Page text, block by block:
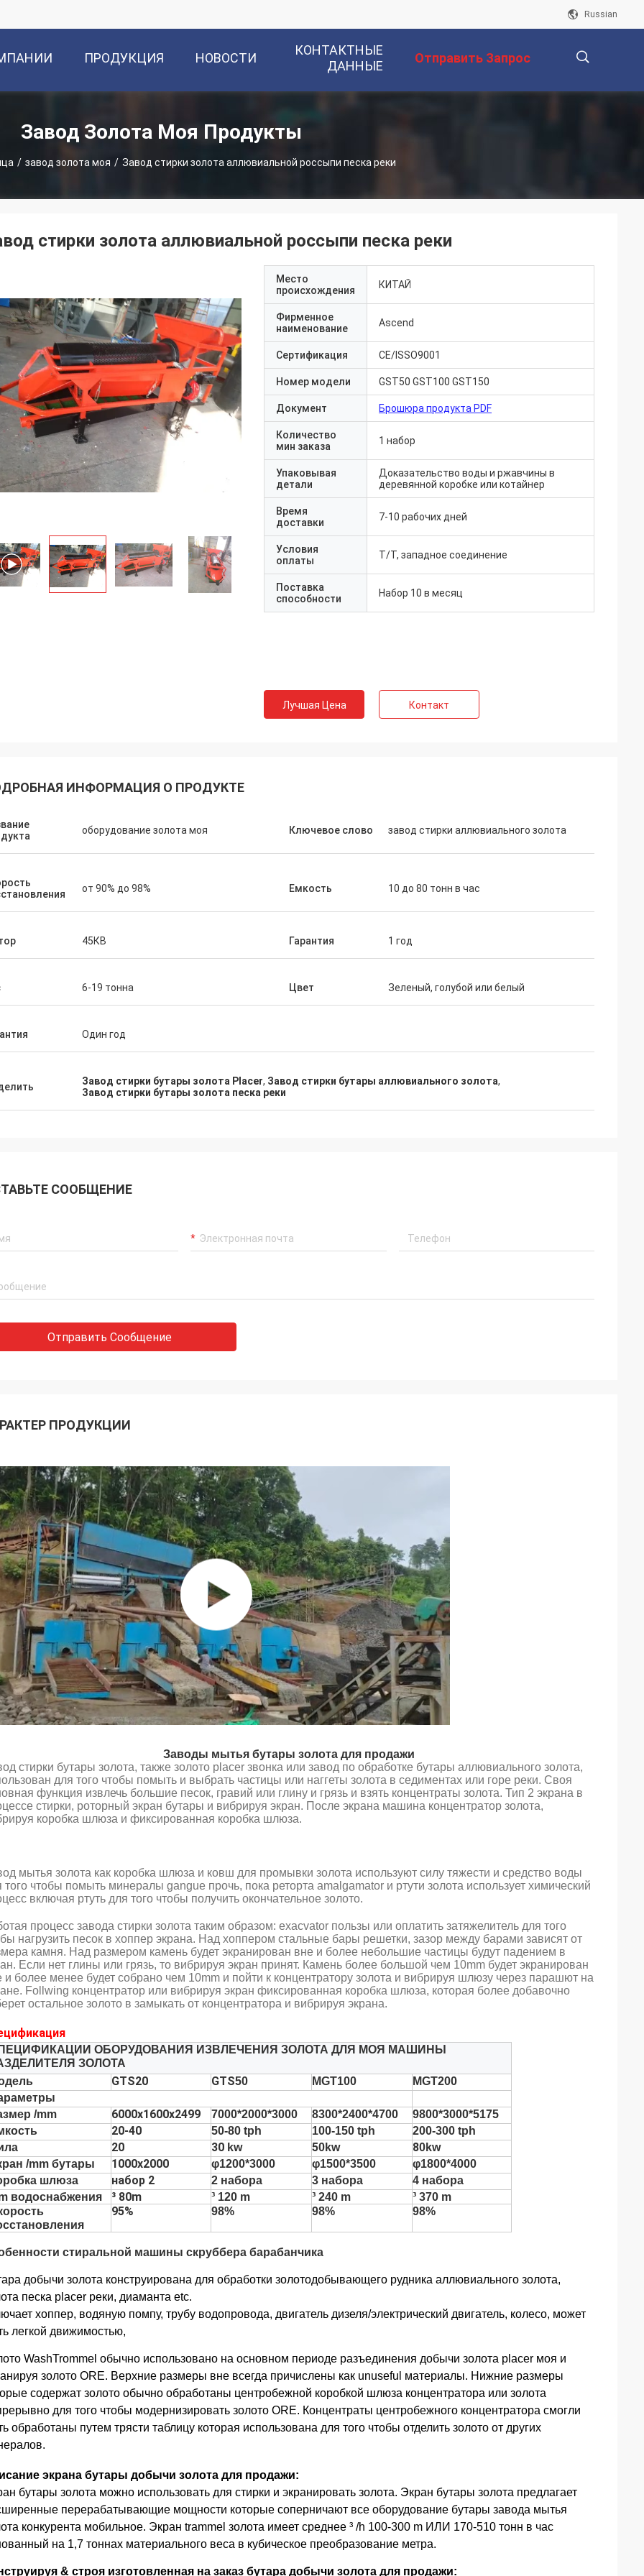
Russian
ПРОДУКЦИЯ НОВОСТИ
КОНТАКТНЫЕ
ДАННЫЕ
Отправить Запрос
Завод Золота Моя Продукты
/ завод золота моя / Завод стирки золота аллювиальной россыпи песка реки
Энтони
после-продажи
покупки второго
Mark Joe
price, and straightforward shipping. We
Definitely looking forward to future orders
стирки золота аллювиальной россыпи песка реки
Место
происхождения
КИТАЙ
Фирменное
наименование
Ascend
Сертификация CE/ISSO9001
Номер модели GST50 GST100 GST150
Документ Брошюра продукта PDF
Количество
мин заказа
1 набор
Упаковывая
детали
Доказательство воды и ржавчины в
деревянной коробке или котайнер
Время
доставки
7-10 рабочих дней
Условия
оплаты
T/T, западное соединение
Поставка
способности
Набор 10 в месяц
Лучшая Цена Контакт
ИНФОРМАЦИЯ О ПРОДУКТЕ
оборудование золота моя Ключевое слово завод стирки аллювиального золота
от 90% до 98% Емкость 10 до 80 тонн в час
45КВ Гарантия 1 год
6-19 тонна Цвет Зеленый, голубой или белый
Один год
Завод стирки бутары золота Placer, Завод стирки бутары аллювиального золота,
Завод стирки бутары золота песка реки
СООБЩЕНИЕ
Отправить Сообщение
ПРОДУКЦИИ
Заводы мытья бутары золота для продажи
стирки бутары золота, также золото placer звонка или завод по обработке бутары аллювиального золота,
для того чтобы помыть и выбрать частицы или наггеты золота в седиментах или горе реки. Своя
функция извлечь большие песок, гравий или глину и грязь и взять концентраты золота. Тип 2 экрана в
стирки, роторный экран бутары и вибрируя экран. После экрана машина концентратор золота,
коробка шлюза и фиксированная коробка шлюза.
мытья золота как коробка шлюза и ковш для промывки золота используют силу тяжести и средство воды
того чтобы помыть минералы gangue прочь, пока реторта amalgamator и ртути золота использует химический
включая ртуть для того чтобы получить окончательное золото.
процесс завода стирки золота таким образом: exacvator пользы или оплатить затяжелитель для того
нагрузить песок в хоппер экрана. Над хоппером стальные бары решетки, зазор между барами зависят от
камня. Над размером камень будет экранирован вне и более небольшие частицы будут падением в
Если нет глины или грязь, то вибрируя экран принят. Камень более большой чем 10mm будет экранирован
и более менее будет собрано чем 10mm и пойти к концентратору золота и вибрируя шлюзу через парашют на
Follwing концентратор или вибрируя экран фиксированная коробка шлюза, которая более добавочно
остальное золото в замыкать от концентратора и вибрируя экрана.
ОБОРУДОВАНИЯ ИЗВЛЕЧЕНИЯ ЗОЛОТА ДЛЯ МОЯ МАШИНЫ
ЗОЛОТА
GTS20 GTS50 MGT100
MGT200
/mm
6000x1600x2499 7000*2000*3000 8300*2400*4700
9800*3000*5175
20-40 50-80 tph 100-150 tph
200-300 tph
20 30 kw 50kw 80kw
/mm бутары
1000x2000 φ1200*3000 φ1500*3500
φ1800*4000
шлюза
набор 2 2 набора 3 набора
4 набора
водоснабжения
³ 80m ³ 120 m ³ 240 m
³ 370 m
95% 98% 98% 98%
стиральной машины скруббера барабанчика
добычи золота конструирована для обработки золотодобывающего рудника аллювиального золота,
песка placer реки, диаманта etc.
хоппер, водяную помпу, трубу водопровода, двигатель дизеля/электрический двигатель, колесо, может
легкой движимостью,
WashTrommel обычно использовано на основном периоде разъединения добычи золота placer моя и
золото ORE. Верхние размеры вне всегда причислены как unuseful материалы. Нижние размеры
содержат золото обычно обработаны центробежной коробкой шлюза концентратора или золота
для того чтобы модернизировать золото ORE. Концентраты центробежного концентратора смогли
обработаны путем трясти таблицу которая использована для того чтобы отделить золото от других
экрана бутары добычи золота для продажи:
бутары золота можно использовать для стирки и экранировать золота. Экран бутары золота предлагает
перерабатывающие мощности которые соперничают все оборудование бутары завода мытья
конкурента мобильное. Экран trammel золота имеет среднее ³ /h 100-300 m ИЛИ 170-510 тонн в час
на 1,7 тоннах материального веса в кубическое преобразование метра.
& строя изготовленная на заказ бутара добычи золота для продажи: